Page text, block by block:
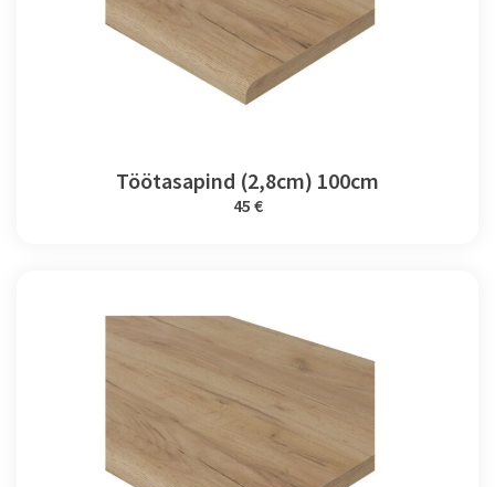
Töötasapind (2,8cm) 100cm
45 €